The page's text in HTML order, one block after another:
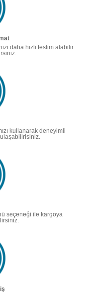
daha hızlı teslim alabilir
kullanarak deneyimli
seçeneği ile kargoya